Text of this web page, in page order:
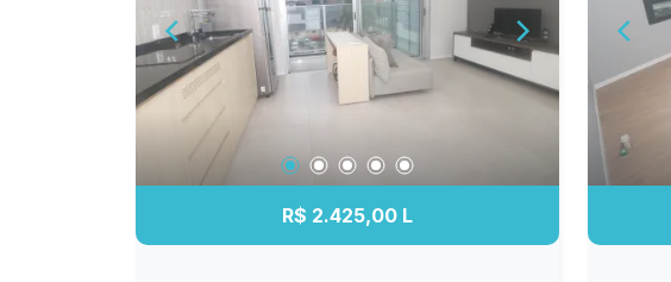
R$ 2.425,00 L